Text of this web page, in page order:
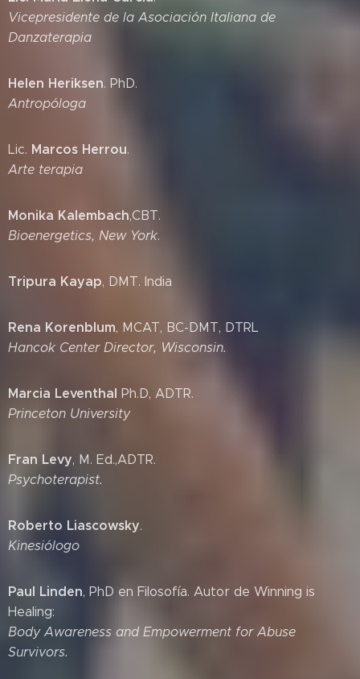
Vicepresidente de la Asociación Italiana de
Danzaterapia
Helen Heriksen. PhD.
Antropóloga
Lic. Marcos Herrou.
Arte terapia
Monika Kalembach,CBT.
Bioenergetics, New York.
Tripura Kayap, DMT. India
Rena Korenblum, MCAT, BC-DMT, DTRL
Hancok Center Director, Wisconsin.
Marcia Leventhal Ph.D, ADTR.
Princeton University
Fran Levy, M. Ed.,ADTR.
Psychoterapist.
Roberto Liascowsky.
Kinesiólogo
Paul Linden, PhD en Filosofía. Autor de Winning is
Healing:
Body Awareness and Empowerment for Abuse
Survivors.